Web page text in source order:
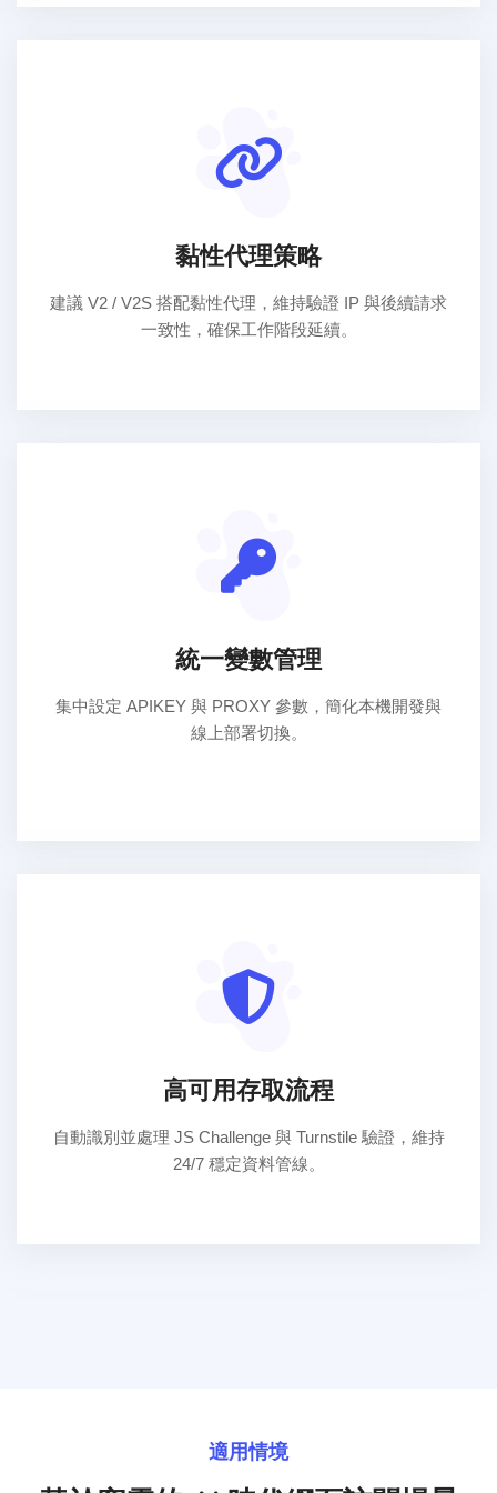
黏性代理策略
建議 V2 / V2S 搭配黏性代理，維持驗證 IP 與後續請求
一致性，確保工作階段延續。
統一變數管理
集中設定 APIKEY 與 PROXY 參數，簡化本機開發與
線上部署切換。
高可用存取流程
自動識別並處理 JS Challenge 與 Turnstile 驗證，維持
24/7 穩定資料管線。
適用情境